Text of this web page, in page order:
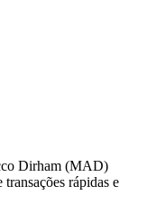
Dirham (MAD)
rápidas e